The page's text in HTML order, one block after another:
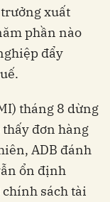
xuất
phần nào
đẩy
tháng 8 dừng
đơn hàng
ADB đánh
ổn định
sách tài